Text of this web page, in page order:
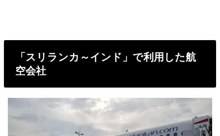
「スリランカ～インド」で利用した航
空会社